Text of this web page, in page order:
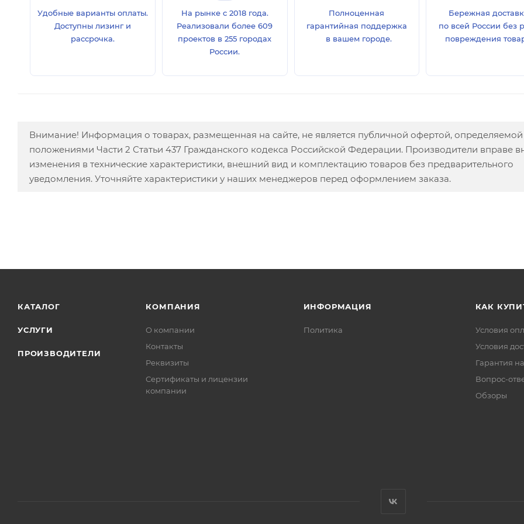
Удобные варианты оплаты.
Доступны лизинг и
рассрочка.
На рынке с 2018 года.
Реализовали более 609
проектов в 255 городах
России.
Полноценная
гарантийная поддержка
в вашем городе.
Бережная
по всей России без
повреждения
Внимание! Информация о товарах, размещенная на сайте, не является публичной офертой, определяемой
положениями Части 2 Статьи 437 Гражданского кодекса Российской Федерации. Производители вправе
изменения в технические характеристики, внешний вид и комплектацию товаров без предварительного
уведомления. Уточняйте характеристики у наших менеджеров перед оформлением заказа.
КАТАЛОГ
УСЛУГИ
ПРОИЗВОДИТЕЛИ
КОМПАНИЯ
О компании
Контакты
Реквизиты
Сертификаты и лицензии
компании
ИНФОРМАЦИЯ
Политика
КАК
Условия
Условия
Гарантия
Вопрос-
Обзоры